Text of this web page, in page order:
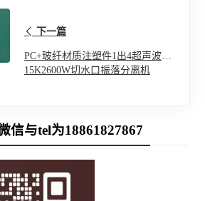
下一篇
PC+玻纤材质注塑件1出4超声波
15K2600W切水口振落分离机
信与tel为18861827867